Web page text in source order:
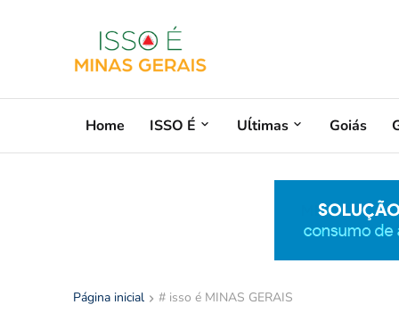
Home ISSO É Uĺtimas Goiás
Página inicial # isso é MINAS GERAIS